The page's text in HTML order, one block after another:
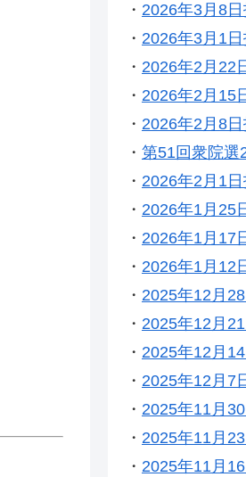
・ 2026年3月8
・ 2026年3月1
・ 2026年2月22
・ 2026年2月15
・ 2026年2月8
・ 第51回衆院選
・ 2026年2月1
・ 2026年1月25
・ 2026年1月17
・ 2026年1月12
・ 2025年12月
・ 2025年12月
・ 2025年12月
・ 2025年12月7
・ 2025年11月
・ 2025年11月
・ 2025年11月